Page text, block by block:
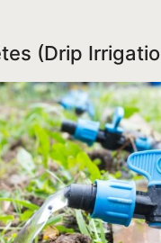
(Drip